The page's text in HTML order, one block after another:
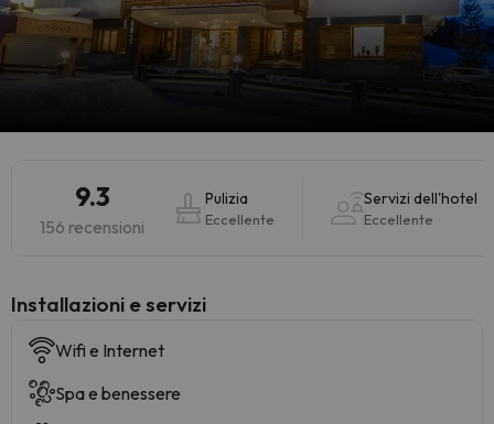
9.3
156 recensioni
Pulizia
Eccellente
Servizi dell'hotel
Eccellente
Installazioni e servizi
Wifi e Internet
Spa e benessere